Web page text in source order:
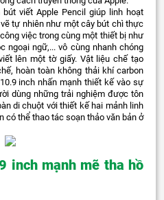
viết Apple Pencil giúp linh hoạt
tự nhiên như một cây bút chì thực
việc trong cùng một thiết bị như
ngoại ngữ,... vô cùng nhanh chóng
lên một tờ giấy. Vật liệu chế tạo
hoàn toàn không thải khí carbon
inch nhấn mạnh thiết kế vào sự
dùng những trải nghiệm được tôn
di chuột với thiết kế hai mảnh linh
có thể thao tác soạn thảo văn bản ở
inch mạnh mẽ tha hồ